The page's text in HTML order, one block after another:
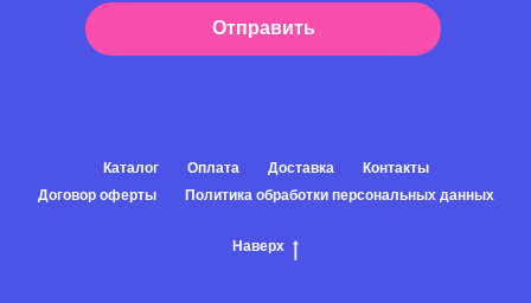
Отправить
Каталог Оплата Доставка
Контакты
Договор оферты
Политика обработки персональных данных
Наверх